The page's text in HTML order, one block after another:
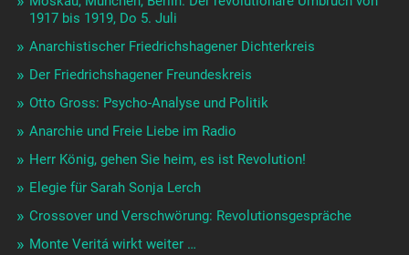
1917 bis 1919, Do 5. Juli
Anarchistischer Friedrichshagener Dichterkreis
Der Friedrichshagener Freundeskreis
Otto Gross: Psycho-Analyse und Politik
Anarchie und Freie Liebe im Radio
Herr König, gehen Sie heim, es ist Revolution!
Elegie für Sarah Sonja Lerch
Crossover und Verschwörung: Revolutionsgespräche
Monte Veritá wirkt weiter …